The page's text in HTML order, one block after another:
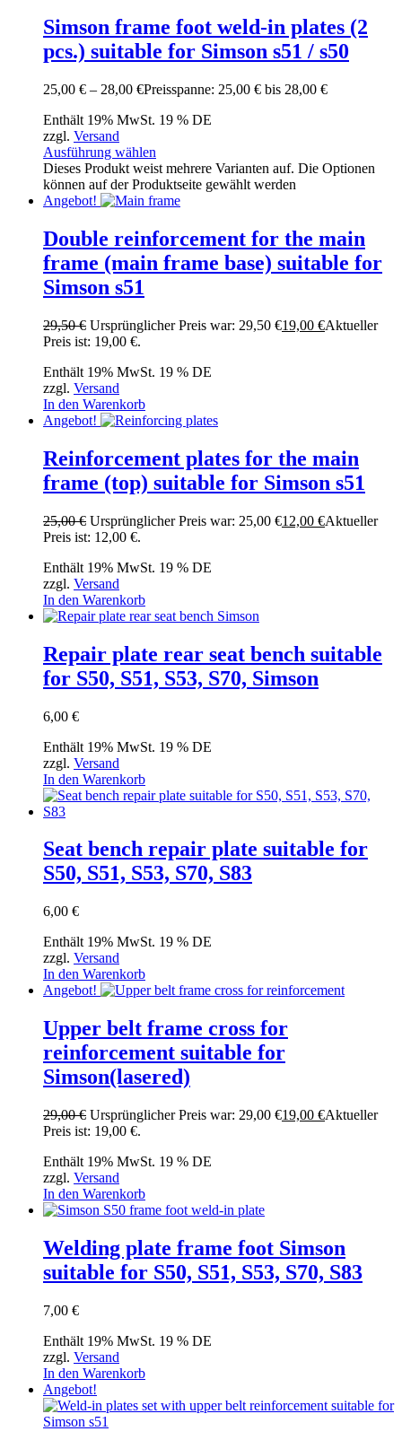
Simson frame foot weld-in plates (2
pcs.) suitable for Simson s51 / s50
25,00 € – 28,00 €Preisspanne: 25,00 € bis 28,00 €
Enthält 19% MwSt. 19 % DE
zzgl. Versand
Ausführung wählen
Dieses Produkt weist mehrere Varianten auf. Die Optionen
können auf der Produktseite gewählt werden
Angebot!
Double reinforcement for the main
frame (main frame base) suitable for
Simson s51
29,50€ Ursprünglicher Preis war: 29,50 €19,00 €Aktueller
Preis ist: 19,00 €.
Enthält 19% MwSt. 19 % DE
zzgl. Versand
In den Warenkorb
Angebot!
Reinforcement plates for the main
frame (top) suitable for Simson s51
25,00€ Ursprünglicher Preis war: 25,00 €12,00 €Aktueller
Preis ist: 12,00 €.
Enthält 19% MwSt. 19 % DE
zzgl. Versand
In den Warenkorb
Repair plate rear seat bench suitable
for S50, S51, S53, S70, Simson
6,00 €
Enthält 19% MwSt. 19 % DE
zzgl. Versand
In den Warenkorb
Seat bench repair plate suitable for
S50, S51, S53, S70, S83
6,00 €
Enthält 19% MwSt. 19 % DE
zzgl. Versand
In den Warenkorb
Angebot!
Upper belt frame cross for
reinforcement suitable for
Simson(lasered)
29,00€ Ursprünglicher Preis war: 29,00 €19,00 €Aktueller
Preis ist: 19,00 €.
Enthält 19% MwSt. 19 % DE
zzgl. Versand
In den Warenkorb
Welding plate frame foot Simson
suitable for S50, S51, S53, S70, S83
7,00 €
Enthält 19% MwSt. 19 % DE
zzgl. Versand
In den Warenkorb
Angebot!